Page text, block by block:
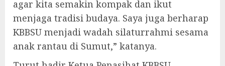
agar kita semakin kompak dan ikut
menjaga tradisi budaya. Saya juga berharap
KBBSU menjadi wadah silaturrahmi sesama
anak rantau di Sumut,” katanya.